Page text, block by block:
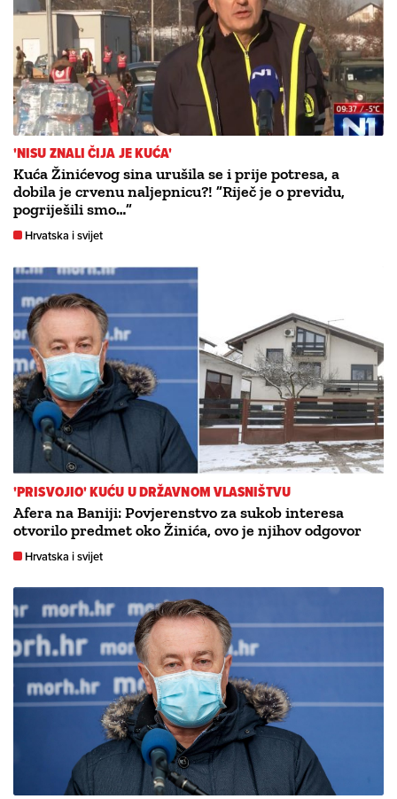
'NISU ZNALI ČIJA JE KUĆA'
Kuća Žinićevog sina urušila se i prije potresa, a
dobila je crvenu naljepnicu?! ”Riječ je o previdu,
pogriješili smo…”
Hrvatska i svijet
'PRISVOJIO' KUĆU U DRŽAVNOM VLASNIŠTVU
Afera na Baniji: Povjerenstvo za sukob interesa
otvorilo predmet oko Žinića, ovo je njihov odgovor
Hrvatska i svijet